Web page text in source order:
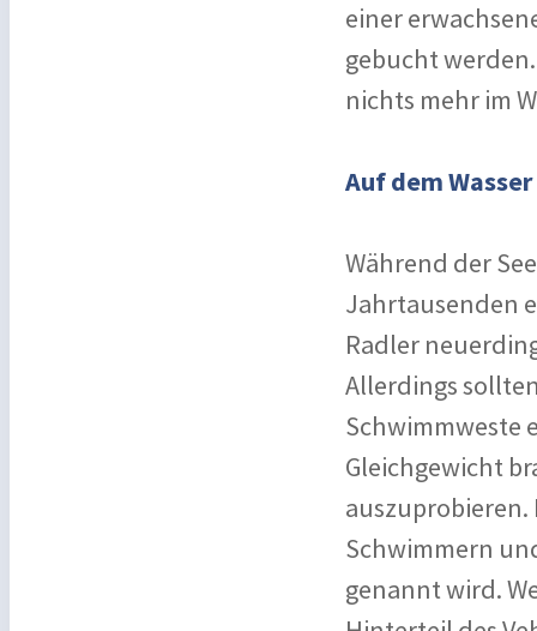
einer
gebucht
nichts mehr im
Auf dem
Während der
Jahrtausenden
Radler
Allerdings
Schwimmweste
Gleichgewicht
auszuprobieren.
Schwimmern
genannt wird.